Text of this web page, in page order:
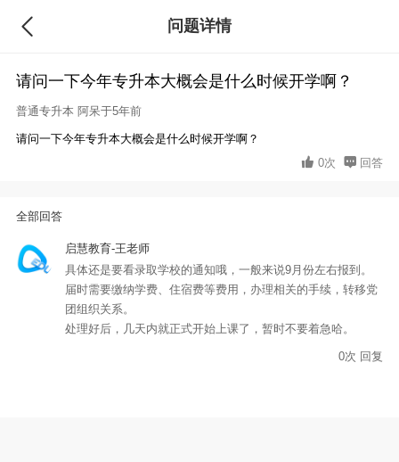
问题详情
请问一下今年专升本大概会是什么时候开学啊？
普通专升本 阿呆于5年前
请问一下今年专升本大概会是什么时候开学啊？
0次
回答
全部回答
启慧教育-王老师
具体还是要看录取学校的通知哦，一般来说9月份左右报到。
届时需要缴纳学费、住宿费等费用，办理相关的手续，转移党
团组织关系。
处理好后，几天内就正式开始上课了，暂时不要着急哈。
0次 回复